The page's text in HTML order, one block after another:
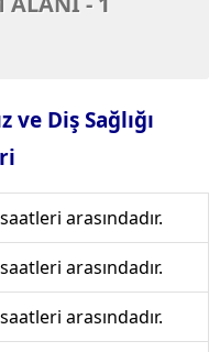
ve Diş Sağlığı
arasındadır.
arasındadır.
arasındadır.